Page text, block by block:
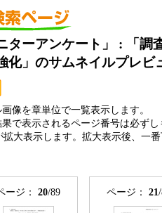
ターアンケート」 : 「
化」のサムネイルプレビ
像を章単位で一覧表示します。
で表示されるページ番号は必ず
大表示します。拡大表示後、一
ージ： 20/89 ページ： 21